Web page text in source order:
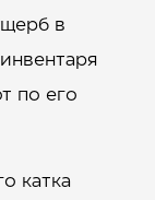
в
по его
катка